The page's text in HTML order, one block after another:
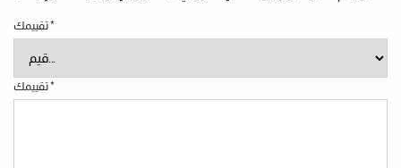
*
*